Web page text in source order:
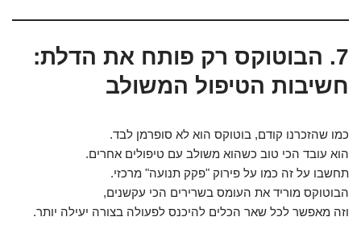
7. הבוטוקס רק פותח את הדלת:
חשיבות הטיפול המשולב
כמו שהזכרנו קודם, בוטוקס הוא לא סופרמן לבד.
הוא עובד הכי טוב כשהוא משולב עם טיפולים אחרים.
תחשבו על זה כמו על פירוק "פקק תנועה" מרכזי.
הבוטוקס מוריד את העומס בשרירים הכי עקשנים,
וזה מאפשר לכל שאר הכלים להיכנס לפעולה בצורה יעילה יותר.